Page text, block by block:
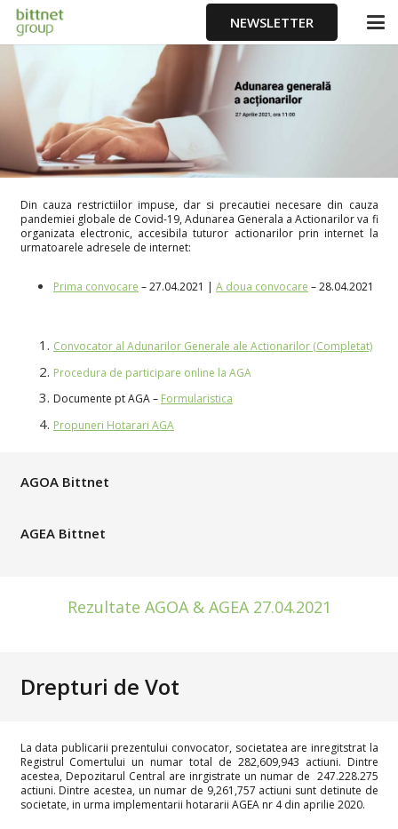
NEWSLETTER
Din cauza restrictiilor impuse, dar si precautiei necesare din cauza
pandemiei globale de Covid-19, Adunarea Generala a Actionarilor va fi
organizata electronic, accesibila tuturor actionarilor prin internet la
urmatoarele adresele de internet:
Prima convocare – 27.04.2021 | A doua convocare – 28.04.2021
Convocator al Adunarilor Generale ale Actionarilor (Completat)
Procedura de participare online la AGA
Documente pt AGA – Formularistica
Propuneri Hotarari AGA
AGOA Bittnet
AGEA Bittnet
Rezultate AGOA & AGEA 27.04.2021
Drepturi de Vot
La data publicarii prezentului convocator, societatea are inregitstrat la
Registrul Comertului un numar total de 282,609,943 actiuni. Dintre
acestea, Depozitarul Central are inrgistrate un numar de 247.228.275
actiuni. Dintre acestea, un numar de 9,261,757 actiuni sunt detinute de
societate, in urma implementarii hotararii AGEA nr 4 din aprilie 2020.